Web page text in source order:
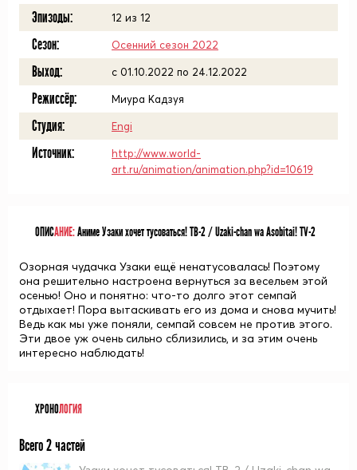
Эпизоды: 12 из 12
Сезон: Осенний сезон 2022
Выход: c 01.10.2022 по 24.12.2022
Режиссёр: Миура Кадзуя
Студия: Engi
Источник:
http://www.world-
art.ru/animation/animation.php?id=10619
ОПИСАНИЕ:Аниме Узаки хочет тусоваться! ТВ-2 / Uzaki-chan wa Asobitai! TV-2
Озорная чудачка Узаки ещё ненатусовалась! Поэтому
она решительно настроена вернуться за весельем этой
осенью! Оно и понятно: что-то долго этот семпай
отдыхает! Пора вытаскивать его из дома и снова мучить!
Ведь как мы уже поняли, семпай совсем не против этого.
Эти двое уж очень сильно сблизились, и за этим очень
интересно наблюдать!
ХРОНОЛОГИЯ
Всего 2 частей